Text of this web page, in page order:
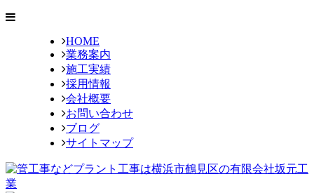
HOME
業務案内
施工実績
採用情報
会社概要
お問い合わせ
ブログ
サイトマップ